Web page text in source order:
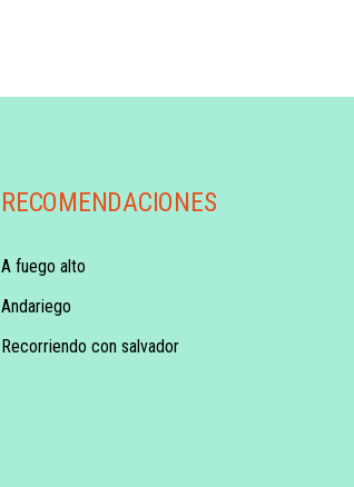
RECOMENDACIONES
A fuego alto
Andariego
Recorriendo con salvador